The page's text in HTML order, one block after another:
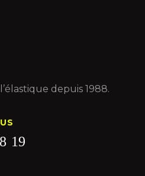
depuis 1988.
19